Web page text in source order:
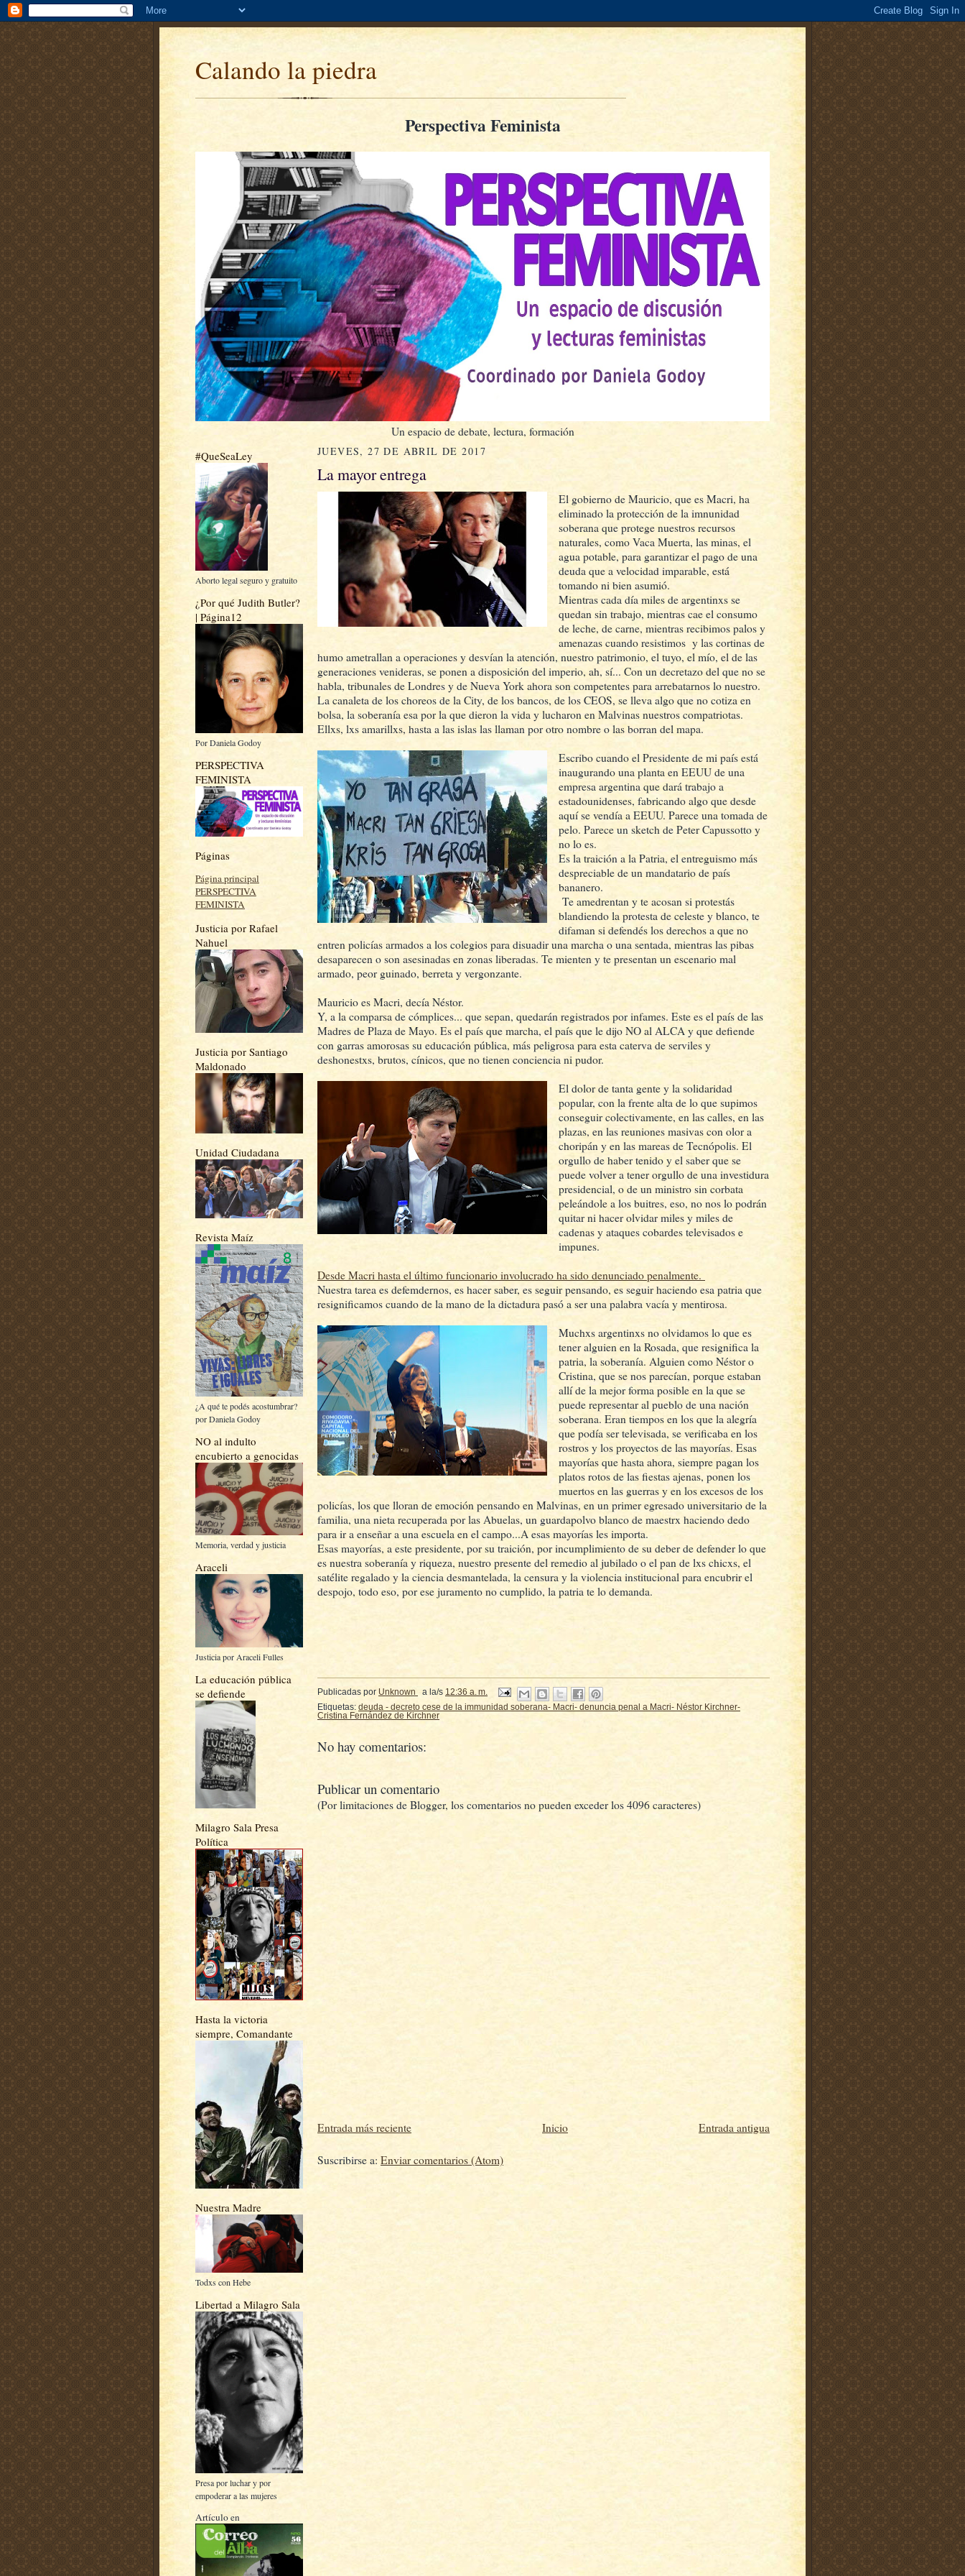
Calando la piedra
Perspectiva Feminista
Un espacio de debate, lectura, formación
#QueSeaLey
Aborto legal seguro y gratuito
¿Por qué Judith Butler?
| Página12
Por Daniela Godoy
PERSPECTIVA
FEMINISTA
Páginas
Página principal
PERSPECTIVA
FEMINISTA
Justicia por Rafael
Nahuel
Justicia por Santiago
Maldonado
Unidad Ciudadana
Revista Maíz
¿A qué te podés acostumbrar?
por Daniela Godoy
NO al indulto
encubierto a genocidas
Memoria, verdad y justicia
Araceli
Justicia por Araceli Fulles
La educación pública
se defiende
Milagro Sala Presa
Política
Hasta la victoria
siempre, Comandante
Nuestra Madre
Todxs con Hebe
Libertad a Milagro Sala
Presa por luchar y por
empoderar a las mujeres
Artículo en
JUEVES, 27 DE ABRIL DE 2017
La mayor entrega
El gobierno de Mauricio, que es Macri, ha
eliminado la protección de la imnunidad
soberana que protege nuestros recursos
naturales, como Vaca Muerta, las minas, el
agua potable, para garantizar el pago de una
deuda que a velocidad imparable, está
tomando ni bien asumió.
Mientras cada día miles de argentinxs se
quedan sin trabajo, mientras cae el consumo
de leche, de carne, mientras recibimos palos y
amenazas cuando resistimos y las cortinas de
humo ametrallan a operaciones y desvían la atención, nuestro patrimonio, el tuyo, el mío, el de las
generaciones venideras, se ponen a disposición del imperio, ah, sí... Con un decretazo del que no se
habla, tribunales de Londres y de Nueva York ahora son competentes para arrebatarnos lo nuestro.
La canaleta de los choreos de la City, de los bancos, de los CEOS, se lleva algo que no cotiza en
bolsa, la soberanía esa por la que dieron la vida y lucharon en Malvinas nuestros compatriotas.
Ellxs, lxs amarillxs, hasta a las islas las llaman por otro nombre o las borran del mapa.
Escribo cuando el Presidente de mi país está
inaugurando una planta en EEUU de una
empresa argentina que dará trabajo a
estadounidenses, fabricando algo que desde
aquí se vendía a EEUU. Parece una tomada de
pelo. Parece un sketch de Peter Capussotto y
no lo es.
Es la traición a la Patria, el entreguismo más
despreciable de un mandatario de país
bananero.
Te amedrentan y te acosan si protestás
blandiendo la protesta de celeste y blanco, te
difaman si defendés los derechos a que no
entren policías armados a los colegios para disuadir una marcha o una sentada, mientras las pibas
desaparecen o son asesinadas en zonas liberadas. Te mienten y te presentan un escenario mal
armado, peor guinado, berreta y vergonzante.
Mauricio es Macri, decía Néstor.
Y, a la comparsa de cómplices... que sepan, quedarán registrados por infames. Este es el país de las
Madres de Plaza de Mayo. Es el país que marcha, el país que le dijo NO al ALCA y que defiende
con garras amorosas su educación pública, más peligrosa para esta caterva de serviles y
deshonestxs, brutos, cínicos, que no tienen conciencia ni pudor.
El dolor de tanta gente y la solidaridad
popular, con la frente alta de lo que supimos
conseguir colectivamente, en las calles, en las
plazas, en las reuniones masivas con olor a
choripán y en las mareas de Tecnópolis. El
orgullo de haber tenido y el saber que se
puede volver a tener orgullo de una investidura
presidencial, o de un ministro sin corbata
peleándole a los buitres, eso, no nos lo podrán
quitar ni hacer olvidar miles y miles de
cadenas y ataques cobardes televisados e
impunes.
Desde Macri hasta el último funcionario involucrado ha sido denunciado penalmente.
Nuestra tarea es defemdernos, es hacer saber, es seguir pensando, es seguir haciendo esa patria que
resignificamos cuando de la mano de la dictadura pasó a ser una palabra vacía y mentirosa.
Muchxs argentinxs no olvidamos lo que es
tener alguien en la Rosada, que resignifica la
patria, la soberanía. Alguien como Néstor o
Cristina, que se nos parecían, porque estaban
allí de la mejor forma posible en la que se
puede representar al pueblo de una nación
soberana. Eran tiempos en los que la alegría
que podía ser televisada, se verificaba en los
rostros y los proyectos de las mayorías. Esas
mayorías que hasta ahora, siempre pagan los
platos rotos de las fiestas ajenas, ponen los
muertos en las guerras y en los excesos de los
policías, los que lloran de emoción pensando en Malvinas, en un primer egresado universitario de la
familia, una nieta recuperada por las Abuelas, un guardapolvo blanco de maestrx haciendo dedo
para ir a enseñar a una escuela en el campo...A esas mayorías les importa.
Esas mayorías, a este presidente, por su traición, por incumplimiento de su deber de defender lo que
es nuestra soberanía y riqueza, nuestro presente del remedio al jubilado o el pan de lxs chicxs, el
satélite regalado y la ciencia desmantelada, la censura y la violencia institucional para encubrir el
despojo, todo eso, por ese juramento no cumplido, la patria te lo demanda.
Publicadas por Unknown a la/s 12:36 a. m.
Etiquetas: deuda - decreto cese de la immunidad soberana- Macri- denuncia penal a Macri- Néstor Kirchner-
Cristina Fernández de Kirchner
No hay comentarios:
Publicar un comentario
(Por limitaciones de Blogger, los comentarios no pueden exceder los 4096 caracteres)
Entrada más reciente Entrada antigua
Inicio
Suscribirse a: Enviar comentarios (Atom)